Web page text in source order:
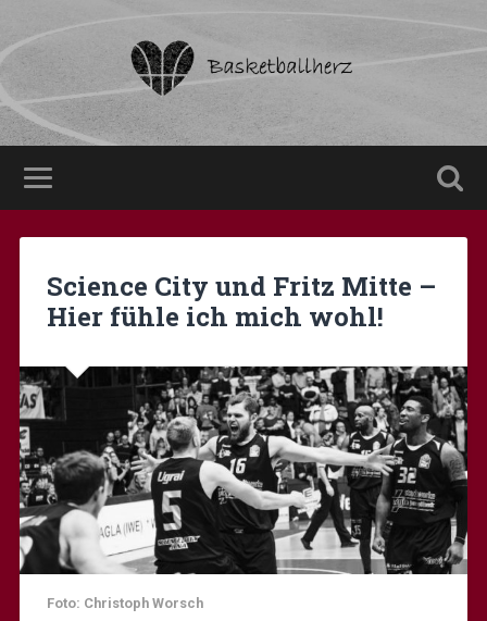
Science City und Fritz Mitte –
Hier fühle ich mich wohl!
Foto: Christoph Worsch